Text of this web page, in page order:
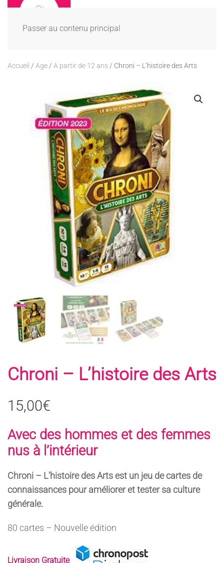
Passer au contenu principal
Accueil / Age / A partir de 12 ans / Chroni – L’histoire des Arts
Chroni – L’histoire des Arts
15,00€
Avec des hommes et des femmes
nus à l’intérieur
Chroni – L’histoire des Arts est un jeu de cartes de
connaissances pour améliorer et tester sa culture
générale.
80 cartes – Nouvelle édition
Livraison Gratuite